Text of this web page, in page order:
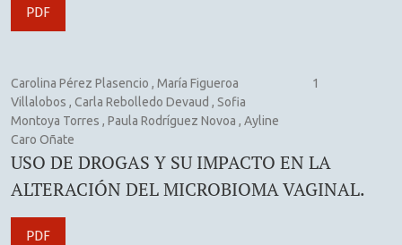
PDF
Carolina Pérez Plasencio , María Figueroa
Villalobos , Carla Rebolledo Devaud , Sofia
Montoya Torres , Paula Rodríguez Novoa , Ayline
Caro Oñate
1
USO DE DROGAS Y SU IMPACTO EN LA
ALTERACIÓN DEL MICROBIOMA VAGINAL.
PDF